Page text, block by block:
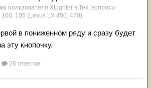
пользователя XLighter в Тех. вопросы
105 (Lexus LX 450, 470)
в пониженном ряду и сразу будет
эту кнопочку.
26 ответов